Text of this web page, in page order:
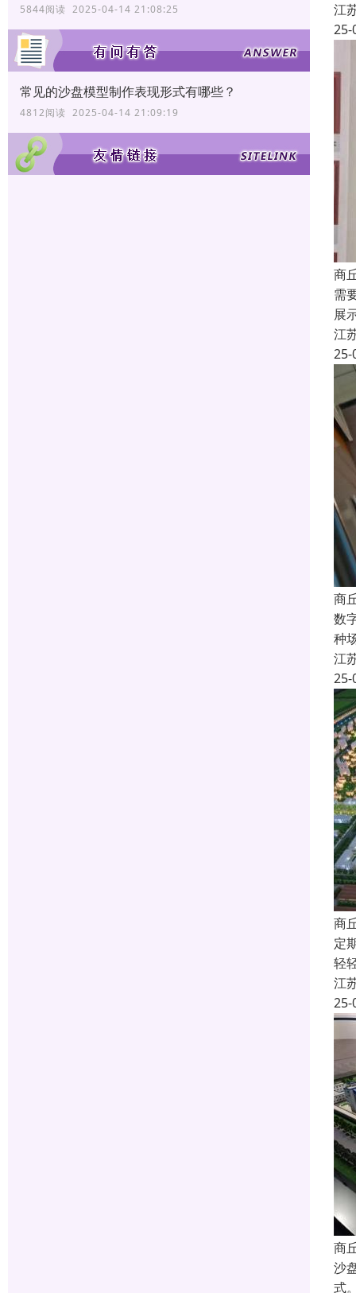
5844阅读 2025-04-14 21:08:25
常见的沙盘模型制作表现形式有哪些？
4812阅读 2025-04-14 21:09:19
江
25-
商
需
展
江
25-
商
数
种
江
25-
商
定
轻
江
25-
商
沙
式